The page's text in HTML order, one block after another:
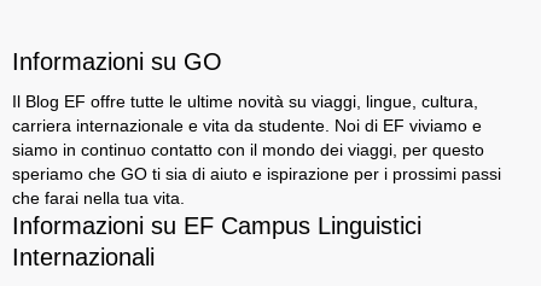
Informazioni su GO
Il Blog EF offre tutte le ultime novità su viaggi, lingue, cultura,
carriera internazionale e vita da studente. Noi di EF viviamo e
siamo in continuo contatto con il mondo dei viaggi, per questo
speriamo che GO ti sia di aiuto e ispirazione per i prossimi passi
che farai nella tua vita.
Informazioni su EF Campus Linguistici
Internazionali